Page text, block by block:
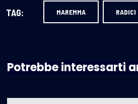
TAG: MAREMMA RADICI
Potrebbe interessarti